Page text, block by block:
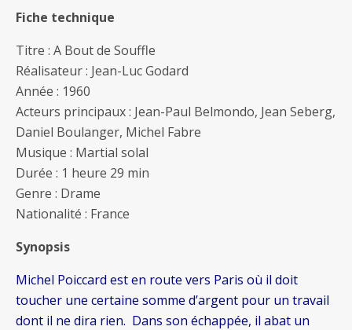
Fiche technique
Titre : A Bout de Souffle
Réalisateur : Jean-Luc Godard
Année : 1960
Acteurs principaux : Jean-Paul Belmondo, Jean Seberg,
Daniel Boulanger, Michel Fabre
Musique : Martial solal
Durée : 1 heure 29 min
Genre : Drame
Nationalité : France
Synopsis
Michel Poiccard est en route vers Paris où il doit
toucher une certaine somme d’argent pour un travail
dont il ne dira rien. Dans son échappée, il abat un